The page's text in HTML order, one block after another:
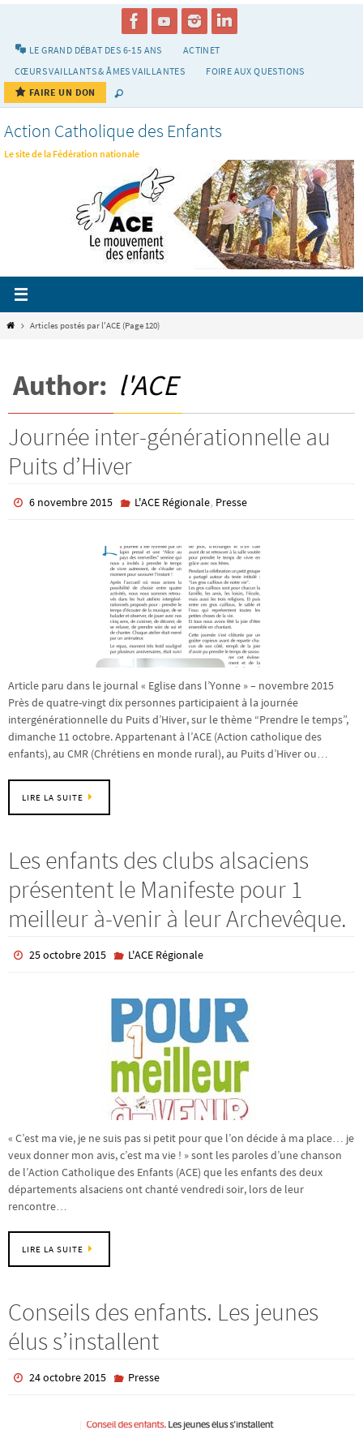
LE GRAND DÉBAT DES 6-15 ANS
ACTINET
CŒURS VAILLANTS & ÂMES VAILLANTES
FOIRE AUX QUESTIONS
FAIRE UN DON
Action Catholique des Enfants
Le site de la Fédération nationale
HomeArticles postés par l'ACE (Page 120)
Author: l'ACE
Journée inter-générationnelle au
Puits d’Hiver
6 novembre 2015 L'ACE Régionale, Presse
Article paru dans le journal « Eglise dans l’Yonne » – novembre 2015
Près de quatre-vingt dix personnes participaient à la journée
intergénérationnelle du Puits d’Hiver, sur le thème “Prendre le temps”,
dimanche 11 octobre. Appartenant à l’ACE (Action catholique des
enfants), au CMR (Chrétiens en monde rural), au Puits d’Hiver ou…
LIRE LA SUITE
Les enfants des clubs alsaciens
présentent le Manifeste pour 1
meilleur à-venir à leur Archevêque.
25 octobre 2015 L'ACE Régionale
« C’est ma vie, je ne suis pas si petit pour que l’on décide à ma place… je
veux donner mon avis, c’est ma vie ! » sont les paroles d’une chanson
de l’Action Catholique des Enfants (ACE) que les enfants des deux
départements alsaciens ont chanté vendredi soir, lors de leur
rencontre…
LIRE LA SUITE
Conseils des enfants. Les jeunes
élus s’installent
24 octobre 2015 Presse